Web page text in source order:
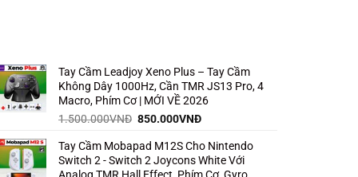
Tay Cầm Leadjoy Xeno Plus – Tay Cầm
Không Dây 1000Hz, Cần TMR JS13 Pro, 4
Macro, Phím Cơ | MỚI VỀ 2026
1.500.000VNĐ Giá
là:
1.500.000VNĐ.
850.000VNĐGiá
tại
là:
Tay Cầm Mobapad M12S Cho Nintendo
Switch 2 - Switch 2 Joycons White Với